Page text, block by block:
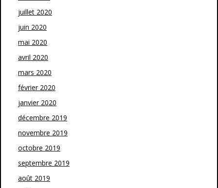
juillet 2020
juin 2020
mai 2020
avril 2020
mars 2020
février 2020
janvier 2020
décembre 2019
novembre 2019
octobre 2019
septembre 2019
août 2019